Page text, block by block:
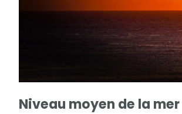
Niveau moyen de la mer